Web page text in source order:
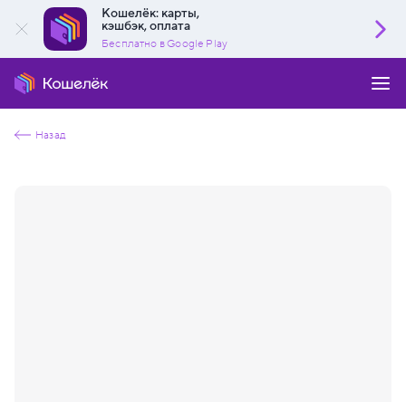
Кошелёк: карты,
кэшбэк, оплата
Бесплатно в Google Play
Назад